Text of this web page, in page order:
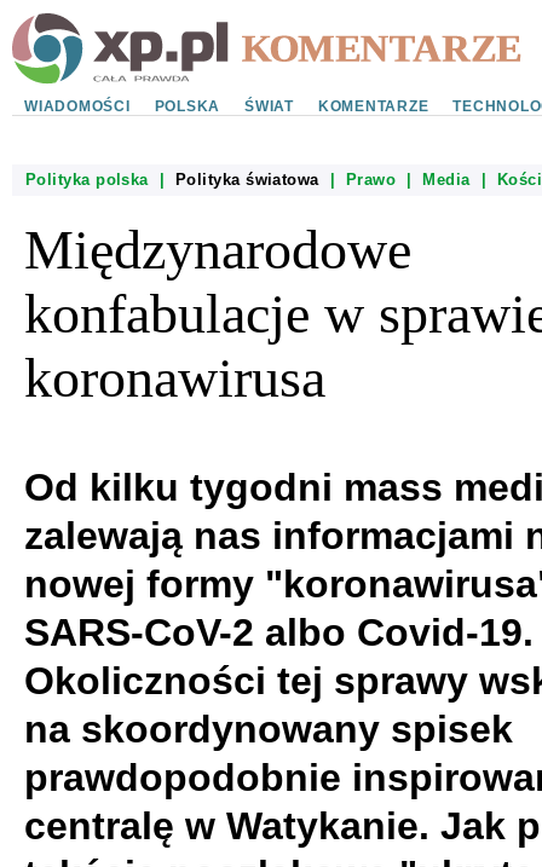
WIADOMOŚCI POLSKA ŚWIAT KOMENTARZE
Polityka polska| Polityka światowa| Prawo Media|
Międzynarodowe
konfabulacje w
koronawirusa
Od kilku tygodni mass
zalewają nas informacjami
nowej formy
SARS-CoV-2 albo Covid-19.
Okoliczności tej sprawy
na skoordynowany spisek
prawdopodobnie
centralę w Watykanie. Jak